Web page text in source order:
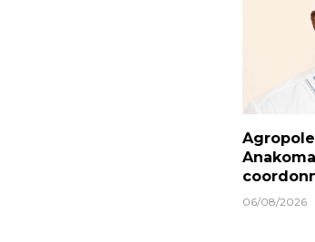
06/08/2026